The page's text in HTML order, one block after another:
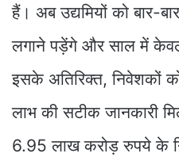
हैं। अब उद्यमियों को बार-
लगाने पड़ेंगे और साल में केवल
इसके अतिरिक्त, निवेशकों
लाभ की सटीक जानकारी
6.95 लाख करोड़ रुपये के